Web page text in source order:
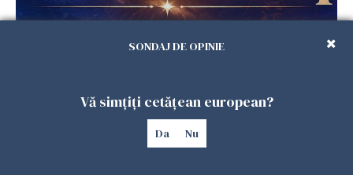
răstoarnă calculele pentru unele zodii
SONDAJ DE OPINIE
Vă simțiți cetățean european?
Da Nu